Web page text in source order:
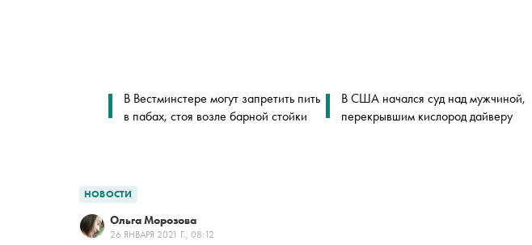
В Вестминстере могут запретить пить
в пабах, стоя возле барной стойки
В США начался суд над мужчиной,
перекрывшим кислород дайверу
НОВОСТИ
Ольга Морозова
26 ЯНВАРЯ 2021 Г., 08:12